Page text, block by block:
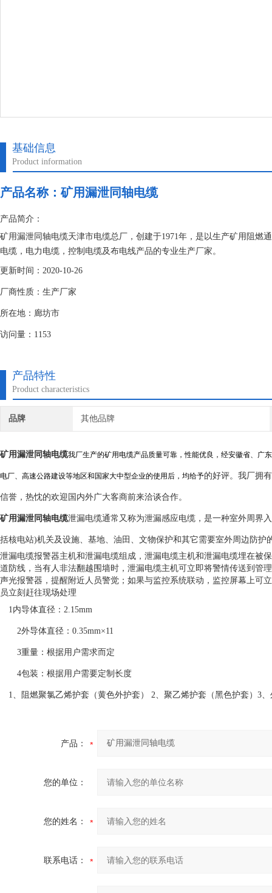
基础信息
Product information
产品名称： 矿用漏泄同轴电缆
产品简介：
矿用漏泄同轴电缆天津市电缆总厂，创建于1971年，是以生产矿用阻
电缆，电力电缆，控制电缆及布电线产品的专业生产厂家。
更新时间：2020-10-26
厂商性质：生产厂家
所在地：廊坊市
访问量：1153
产品特性
Product characteristics
品牌 其他品牌
矿用漏泄同轴电缆我厂生产的矿用电缆产品质量可靠，性能优良，经安徽省、广
电厂、高速公路建设等地区和国家大中型企业的使用后，均给予的好评。我厂拥
信誉，热忱的欢迎国内外广大客商前来洽谈合作。
矿用漏泄同轴电缆泄漏电缆通常又称为泄漏感应电缆，是一种室外周界
括核电站)机关及设施、基地、油田、文物保护和其它需要室外周边防
泄漏电缆报警器主机和泄漏电缆组成，泄漏电缆主机和泄漏电缆埋在被
道防线，当有人非法翻越围墙时，泄漏电缆主机可立即将警情传送到管
声光报警器，提醒附近人员警觉；如果与监控系统联动，监控屏幕上可
员立刻赶往现场处理
1内导体直径： 2.15mm
2外导体直径： 0.35mm×11
3重量：根据用户需求而定
4包装：根据用户需要定制长度
1、阻燃聚氯乙烯护套（黄色外护套） 2、聚乙烯护套（黑色护套） 3
产品：
您的单位：
您的姓名：
联系电话：